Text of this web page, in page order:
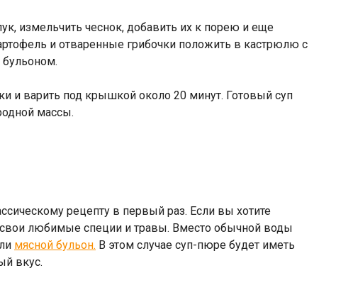
измельчить чеснок, добавить их к порею и еще
и отваренные грибочки положить в кастрюлю с
и варить под крышкой около 20 минут. Готовый суп
массы.
рецепту в первый раз. Если вы хотите
свои любимые специи и травы. Вместо обычной воды
мясной бульон. В этом случае суп-пюре будет иметь
вкус.